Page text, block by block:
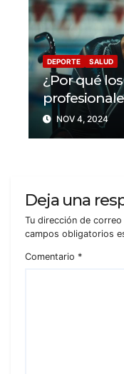
DEPORTE SALUD
¿Por qué
problemas
NOV 4, 2024
Deja una
Tu dirección de
campos obligatorios
Comentario *